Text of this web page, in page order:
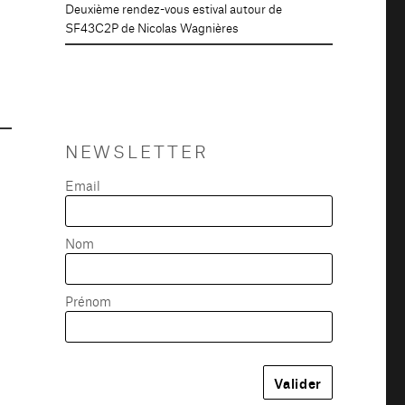
Deuxième rendez-vous estival autour de
SF43C2P de Nicolas Wagnières
NEWSLETTER
Email
Nom
Prénom